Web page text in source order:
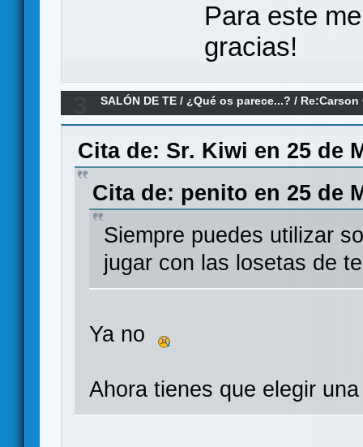
Para este
gracias!
SALÓN DE TE / ¿Qué os parece...? /
Cita de: Sr. Kiwi en 25 de
Cita de: penito en 25 de
Siempre puedes utilizar
jugar con las losetas de
Ya no
Ahora tienes que elegir